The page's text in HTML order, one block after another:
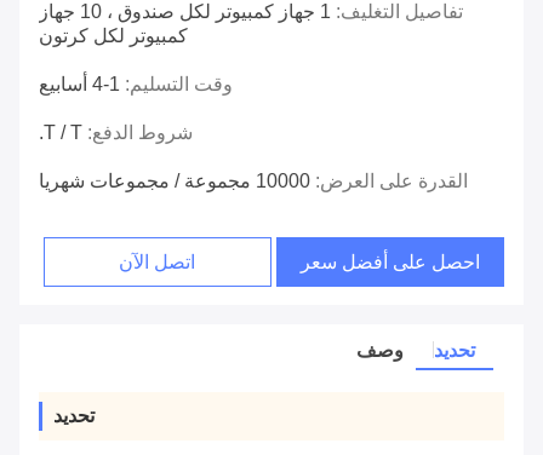
تفاصيل التغليف:
1 جهاز كمبيوتر لكل صندوق ، 10 جهاز
كمبيوتر لكل كرتون
وقت التسليم: 1-4 أسابيع
شروط الدفع: T / T.
القدرة على العرض: 10000 مجموعة / مجموعات شهريا
احصل على أفضل سعر اتصل الآن
تحديد وصف
تحديد